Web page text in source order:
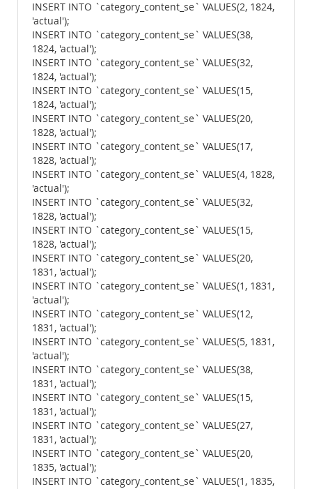
INSERT INTO `category_content_se` VALUES(2, 1824,
'actual');
INSERT INTO `category_content_se` VALUES(38,
1824, 'actual');
INSERT INTO `category_content_se` VALUES(32,
1824, 'actual');
INSERT INTO `category_content_se` VALUES(15,
1824, 'actual');
INSERT INTO `category_content_se` VALUES(20,
1828, 'actual');
INSERT INTO `category_content_se` VALUES(17,
1828, 'actual');
INSERT INTO `category_content_se` VALUES(4, 1828,
'actual');
INSERT INTO `category_content_se` VALUES(32,
1828, 'actual');
INSERT INTO `category_content_se` VALUES(15,
1828, 'actual');
INSERT INTO `category_content_se` VALUES(20,
1831, 'actual');
INSERT INTO `category_content_se` VALUES(1, 1831,
'actual');
INSERT INTO `category_content_se` VALUES(12,
1831, 'actual');
INSERT INTO `category_content_se` VALUES(5, 1831,
'actual');
INSERT INTO `category_content_se` VALUES(38,
1831, 'actual');
INSERT INTO `category_content_se` VALUES(15,
1831, 'actual');
INSERT INTO `category_content_se` VALUES(27,
1831, 'actual');
INSERT INTO `category_content_se` VALUES(20,
1835, 'actual');
INSERT INTO `category_content_se` VALUES(1, 1835,